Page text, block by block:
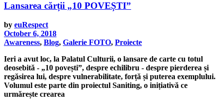
Lansarea cărții „10 POVEȘTI”
by euRespect
October 6, 2018
Awareness, Blog, Galerie FOTO, Proiecte
Ieri a avut loc, la Palatul Culturii, o lansare de carte cu totul
deosebită - „10 povești”, despre echilibru - despre pierderea și
regăsirea lui, despre vulnerabilitate, forță și puterea exemplului.
Volumul este parte din proiectul Saniting, o inițiativă ce
urmărește crearea